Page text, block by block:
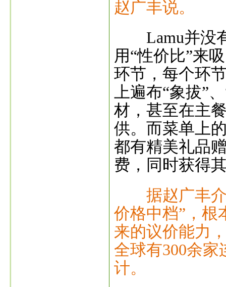
赵广丰说。
Lamu并没有
用“性价比”来
环节，每个环
上遍布“象拔”
材，甚至在主
供。而菜单上
都有精美礼品
费，同时获得
据赵广丰
价格中档”，根
来的议价能力
全球有300余
计。